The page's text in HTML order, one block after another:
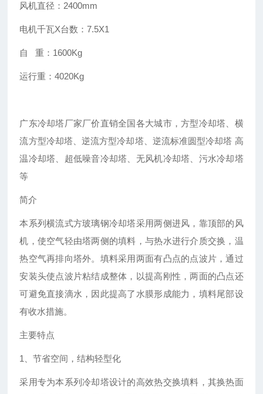
风机直径：2400mm
电机千瓦X台数：7.5X1
自 重：1600Kg
运行重：4020Kg
广东冷却塔厂家厂价直销全国各大城市，方型冷却塔、横
流方型冷却塔、逆流方型冷却塔、逆流标准圆型冷却塔 高
温冷却塔、超低噪音冷却塔、无风机冷却塔、污水冷却塔
等
简介
本系列横流式方玻璃钢冷却塔采用两侧进风，靠顶部的风
机，使空气轻由塔两侧的填料，与热水进行介质交换，温
热空气再排向塔外。填料采用两面有凸点的点波片，通过
安装头使点波片粘结成整体，以提高刚性，两面的凸点还
可避免直接滴水，因此提高了水膜形成能力，填料尾部设
有收水措施。
主要特点
1、节省空间，结构轻型化
采用专为本系列冷却塔设计的高效热交换填料，其换热面